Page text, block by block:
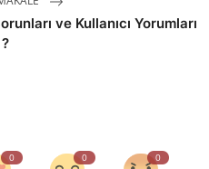
ve Kullanıcı Yorumları
?
0 0 0